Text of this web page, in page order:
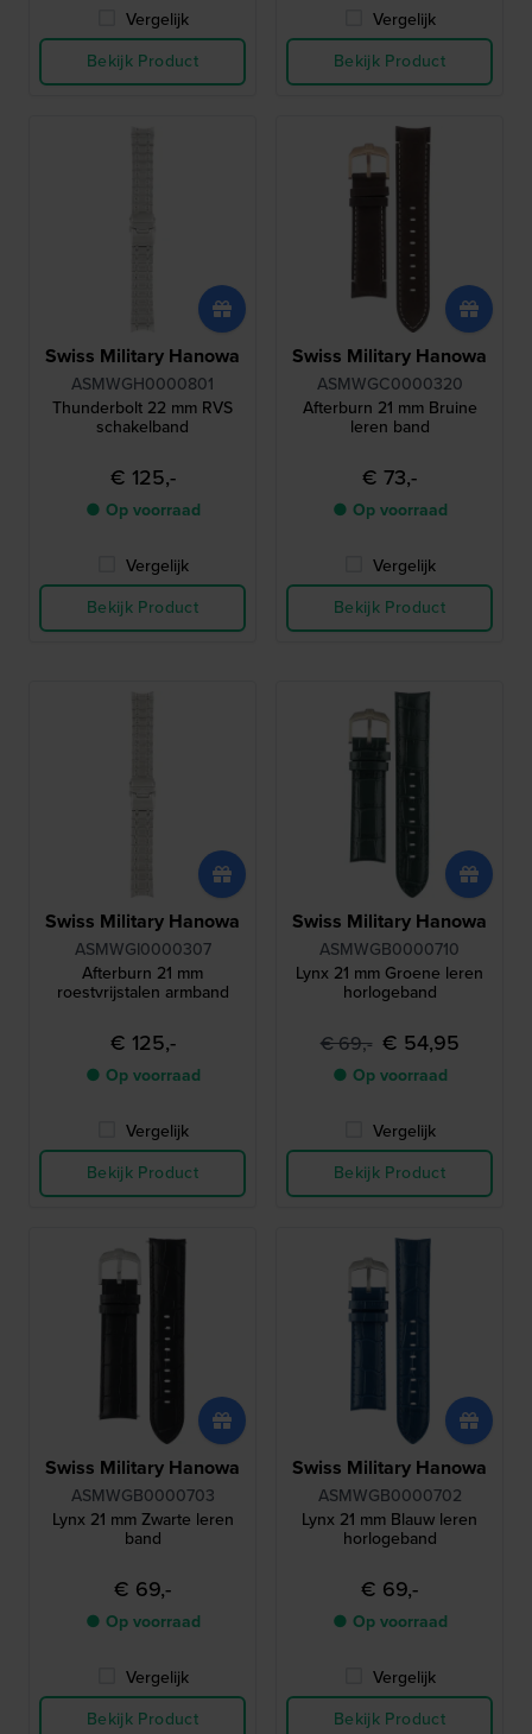
Vergelijk
Bekijk Product
Vergelijk
Bekijk Product
Swiss Military Hanowa
ASMWGH0000801
Thunderbolt 22 mm RVS
schakelband
€ 125,-
● Op voorraad
Vergelijk
Bekijk Product
Swiss Military Hanowa
ASMWGC0000320
Afterburn 21 mm Bruine
leren band
€ 73,-
● Op voorraad
Vergelijk
Bekijk Product
Swiss Military Hanowa
ASMWGI0000307
Afterburn 21 mm
roestvrijstalen armband
€ 125,-
● Op voorraad
Vergelijk
Bekijk Product
Swiss Military Hanowa
ASMWGB0000710
Lynx 21 mm Groene leren
horlogeband
€ 69,- € 54,95
● Op voorraad
Vergelijk
Bekijk Product
Swiss Military Hanowa
ASMWGB0000703
Lynx 21 mm Zwarte leren
band
€ 69,-
● Op voorraad
Vergelijk
Bekijk Product
Swiss Military Hanowa
ASMWGB0000702
Lynx 21 mm Blauw leren
horlogeband
€ 69,-
● Op voorraad
Vergelijk
Bekijk Product